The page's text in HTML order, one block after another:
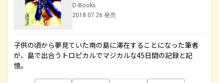
D-Books
2018.07.26 発売
子供の頃から夢見ていた南の島に滞在することになった筆者
が、島で出合うトロピカルでマジカルな45日間の記録と記
憶。